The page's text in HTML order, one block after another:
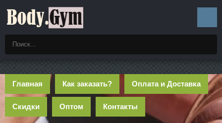
Главная Как заказать? Оплата и Доставка
Скидки Оптом Контакты